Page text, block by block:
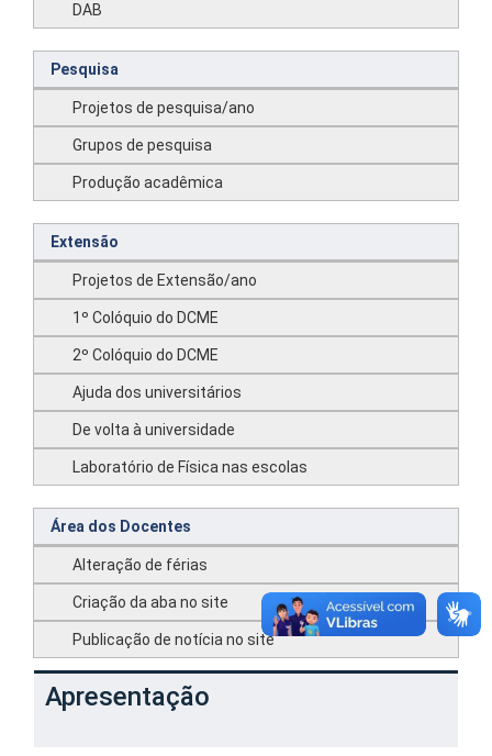
DAB
Pesquisa
Projetos de pesquisa/ano
Grupos de pesquisa
Produção acadêmica
Extensão
Projetos de Extensão/ano
1º Colóquio do DCME
2º Colóquio do DCME
Ajuda dos universitários
De volta à universidade
Laboratório de Física nas escolas
Área dos Docentes
Alteração de férias
Criação da aba no site
Publicação de notícia no site
Apresentação